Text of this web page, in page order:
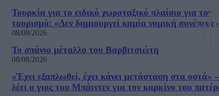
Τουρκία για το ειδικό χωροταξικό πλαίσιο για τον
τουρισμό: «Δεν δημιουργεί καμία νομική συνέπεια»
08/08/2026
Το σπάνιο μέταλλο του Βαρβιτσιώτη
08/08/2026
«Έχει εξαπλωθεί, έχει κάνει μετάσταση στα οστά»
λέει ο γιος του Μπάιντεν για τον καρκίνο του